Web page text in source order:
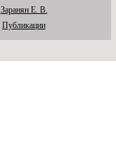
Заранян Е. В.
Публикации